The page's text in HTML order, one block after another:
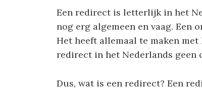
Een redirect is letterlijk in het
nog erg algemeen en vaag. Een
Het heeft allemaal te maken
redirect in het Nederlands geen
Dus, wat is een redirect? Een